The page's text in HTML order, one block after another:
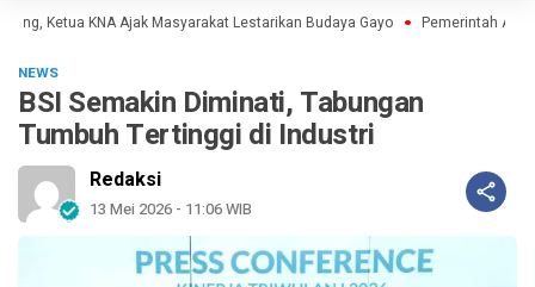
Ketua KNA Ajak Masyarakat Lestarikan Budaya Gayo Pemerintah Aceh
NEWS
BSI Semakin Diminati, Tabungan
Tumbuh Tertinggi di Industri
Redaksi
13 Mei 2026 - 11:06 WIB